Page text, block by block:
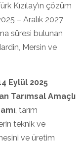
Kızılay’ın çözüm
– Aralık 2027
süresi bulunan
Mersin ve
Eylül 2025
Tarımsal Amaçlı
, tarım
teknik ve
ve üretim